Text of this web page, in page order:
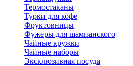
Термостаканы
Турки для кофе
Фруктовницы
Фужеры для шампанского
Чайные кружки
Чайные наборы
Эксклюзивная посуда